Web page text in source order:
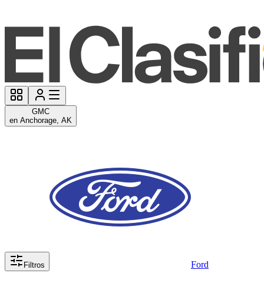
GMC
en Anchorage, AK
Filtros Ford